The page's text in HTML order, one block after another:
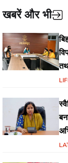
खबरें और भी